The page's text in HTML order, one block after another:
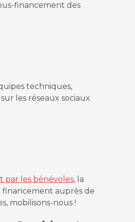
financement des
techniques,
les réseaux sociaux
par les bénévoles, la
financement auprès de
mobilisons-nous !